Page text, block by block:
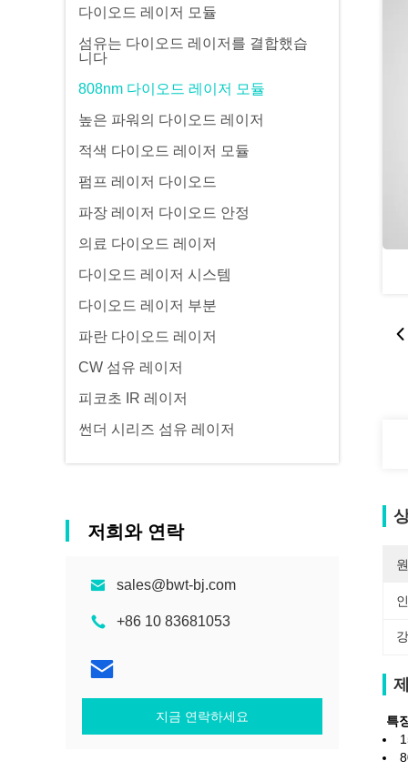
다이오드 레이저 모듈
섬유는 다이오드 레이저를 결합했습
니다
808nm 다이오드 레이저 모듈
높은 파워의 다이오드 레이저
적색 다이오드 레이저 모듈
펌프 레이저 다이오드
파장 레이저 다이오드 안정
의료 다이오드 레이저
다이오드 레이저 시스템
다이오드 레이저 부분
파란 다이오드 레이저
CW 섬유 레이저
피코초 IR 레이저
썬더 시리즈 섬유 레이저
저희와 연락
sales@bwt-bj.com
+86 10 83681053
지금 연락하세요
특